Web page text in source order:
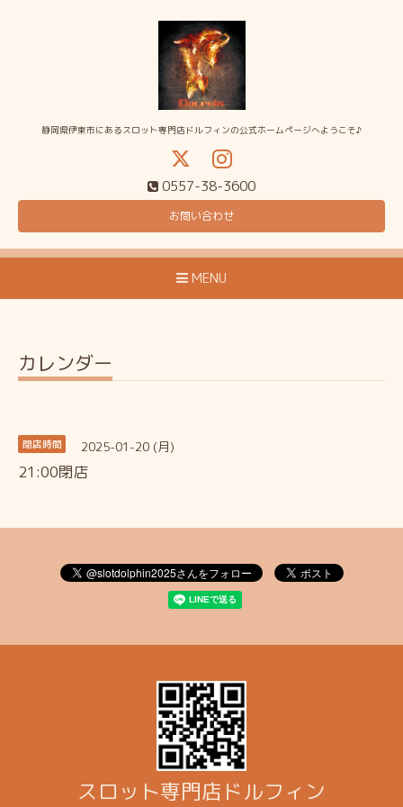
静岡県伊東市にあるスロット専門店ドルフィンの公式ホームページへようこそ♪
0557-38-3600
お問い合わせ
MENU
カレンダー
閉店時間 2025-01-20 (月)
21:00閉店
スロット専門店ドルフィン